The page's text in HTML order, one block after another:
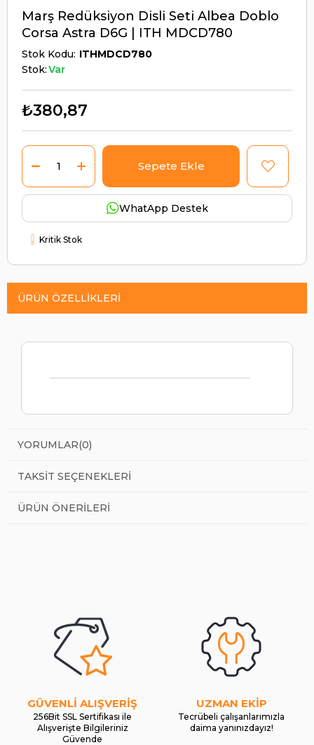
Marş Redüksiyon Disli Seti Albea Doblo
Corsa Astra D6G | ITH MDCD780
Stok Kodu ITHMDCD780
Stok:Var
₺380,87
WhatApp Destek
Kritik Stok
ÜRÜN ÖZELLIKLERI
YORUMLAR(0)
TAKSIT SEÇENEKLERI
ÜRÜN ÖNERILERI
GÜVENLİ ALIŞVERİŞ
256Bit SSL Sertifikası ile
Alışverişte Bilgileriniz
Güvende
UZMAN EKİP
Tecrübeli çalışanlarımızla
daima yanınızdayız!